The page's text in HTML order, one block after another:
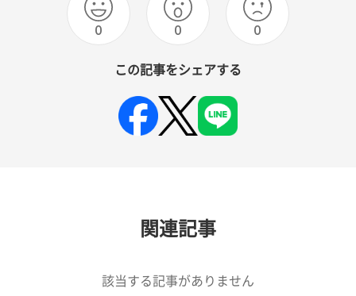
0 0 0
この記事をシェアする
関連記事
該当する記事がありません